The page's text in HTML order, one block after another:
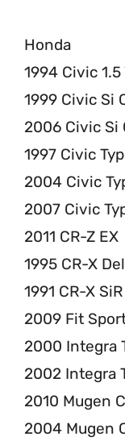
Honda
1994 Civic 1.5
1999 Civic Si
2006 Civic Si
1997 Civic
2004 Civic
2007 Civic
2011 CR-Z EX
1995 CR-X
1991 CR-X SiR
2009 Fit
2000 Integra
2002 Integra
2010 Mugen
2004 Mugen